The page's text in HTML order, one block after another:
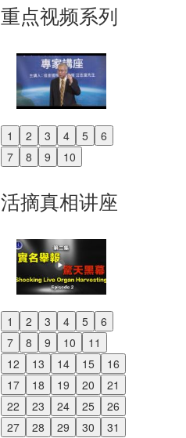
重点视频系列
1 2 3 4 5
6
7
8 9 10
Previous
Next
活摘真相讲座
1 2 3 4 5
6
7
8 9 10
11
12
13 14 15
16
17
18 19 20
21
22
23 24 25
26
27
28 29 30
31
Previous
Next